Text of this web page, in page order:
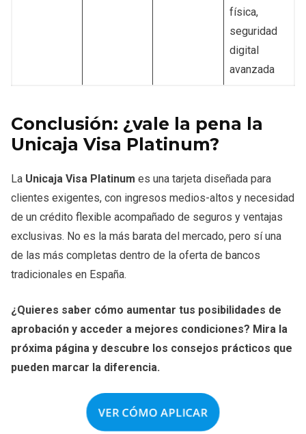
física,
seguridad
digital
avanzada
Conclusión: ¿vale la pena la
Unicaja Visa Platinum?
La Unicaja Visa Platinum es una tarjeta diseñada para
clientes exigentes, con ingresos medios-altos y necesidad
de un crédito flexible acompañado de seguros y ventajas
exclusivas. No es la más barata del mercado, pero sí una
de las más completas dentro de la oferta de bancos
tradicionales en España.
¿Quieres saber cómo aumentar tus posibilidades de
aprobación y acceder a mejores condiciones? Mira la
próxima página y descubre los consejos prácticos que
pueden marcar la diferencia.
VER CÓMO APLICAR